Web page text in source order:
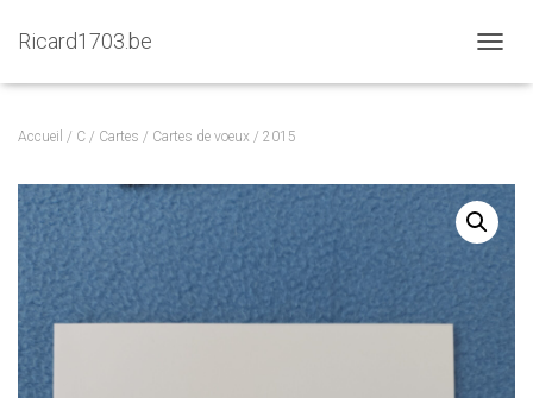
Ricard1703.be
É
L
A
N
A
Accueil / C / Cartes / Cartes de voeux / 2015